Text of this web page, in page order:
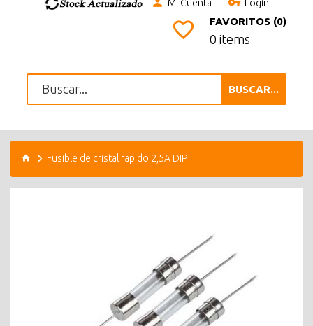
Mi Cuenta Login
FAVORITOS (0)
0 items
BUSCAR...
Fusible de cristal rapido 2,5A DIP